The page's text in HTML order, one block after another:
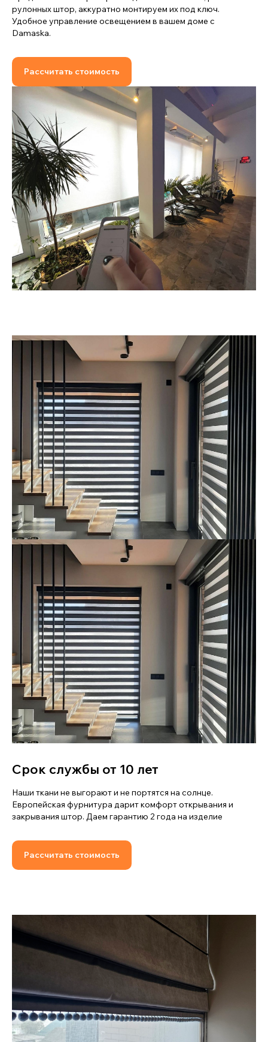
рулонных штор, аккуратно монтируем их под ключ.
Удобное управление освещением в вашем доме с
Damaska.
Рассчитать стоимость
Срок службы от 10 лет
Наши ткани не выгорают и не портятся на солнце.
Европейская фурнитура дарит комфорт открывания и
закрывания штор. Даем гарантию 2 года на изделие
Рассчитать стоимость